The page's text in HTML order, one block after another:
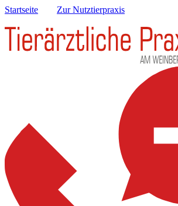
Startseite Zur Nutztierpraxis